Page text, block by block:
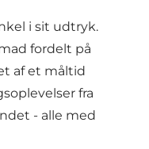
i sit udtryk.
fordelt på
af et måltid
fra
- alle med